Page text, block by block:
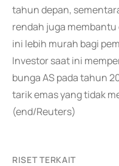
tahun depan,
rendah juga
ini lebih murah bagi
Investor saat ini
bunga AS pada tahun
tarik emas yang tidak
(end/Reuters)
RISET TERKAIT